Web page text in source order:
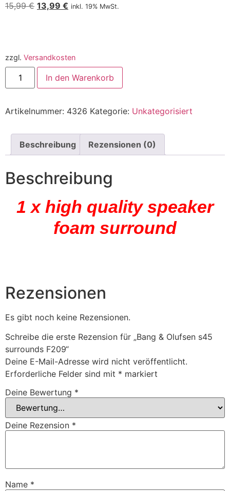
15,99€ 13,99 € inkl. 19% MwSt.
zzgl. Versandkosten
In den Warenkorb
Artikelnummer: 4326 Kategorie: Unkategorisiert
Beschreibung Rezensionen (0)
Beschreibung
1 x high quality speaker
foam surround
Rezensionen
Es gibt noch keine Rezensionen.
Schreibe die erste Rezension für „Bang & Olufsen s45
surrounds F209“
Deine E-Mail-Adresse wird nicht veröffentlicht.
Erforderliche Felder sind mit * markiert
Deine Bewertung *
Deine Rezension *
Name *